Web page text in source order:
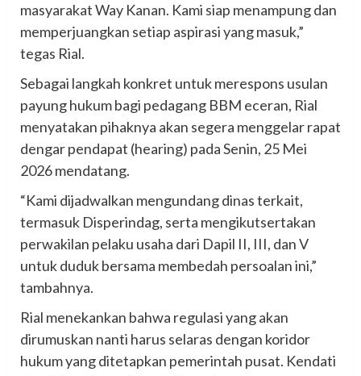
masyarakat Way Kanan. Kami siap menampung dan
memperjuangkan setiap aspirasi yang masuk,”
tegas Rial.
Sebagai langkah konkret untuk merespons usulan
payung hukum bagi pedagang BBM eceran, Rial
menyatakan pihaknya akan segera menggelar rapat
dengar pendapat (hearing) pada Senin, 25 Mei
2026 mendatang.
“Kami dijadwalkan mengundang dinas terkait,
termasuk Disperindag, serta mengikutsertakan
perwakilan pelaku usaha dari Dapil II, III, dan V
untuk duduk bersama membedah persoalan ini,”
tambahnya.
Rial menekankan bahwa regulasi yang akan
dirumuskan nanti harus selaras dengan koridor
hukum yang ditetapkan pemerintah pusat. Kendati